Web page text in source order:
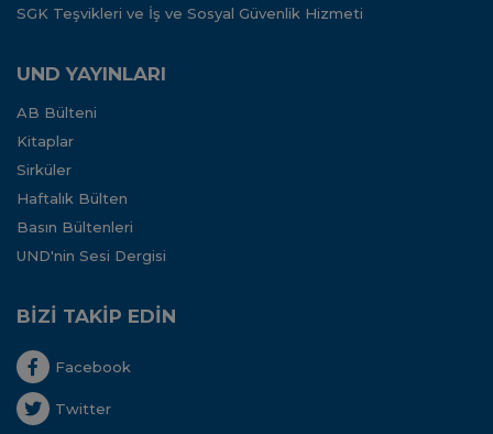
SGK Teşvikleri ve İş ve Sosyal Güvenlik Hizmeti
UND YAYINLARI
AB Bülteni
Kitaplar
Sirküler
Haftalık Bülten
Basın Bültenleri
UND'nin Sesi Dergisi
BİZİ TAKİP EDİN
Facebook
Twitter